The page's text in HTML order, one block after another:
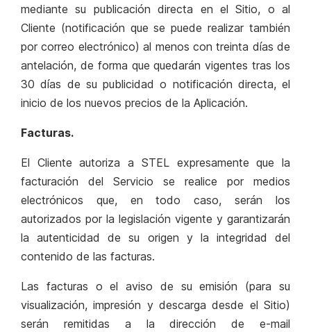
mediante su publicación directa en el Sitio, o al
Cliente (notificación que se puede realizar también
por correo electrónico) al menos con treinta días de
antelación, de forma que quedarán vigentes tras los
30 días de su publicidad o notificación directa, el
inicio de los nuevos precios de la Aplicación.
Facturas.
El Cliente autoriza a STEL expresamente que la
facturación del Servicio se realice por medios
electrónicos que, en todo caso, serán los
autorizados por la legislación vigente y garantizarán
la autenticidad de su origen y la integridad del
contenido de las facturas.
Las facturas o el aviso de su emisión (para su
visualización, impresión y descarga desde el Sitio)
serán remitidas a la dirección de e-mail